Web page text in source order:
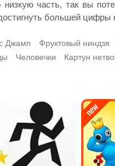
часть, так вы
большей цифры
Джамп Фруктовый ниндзя
Человечки Картун